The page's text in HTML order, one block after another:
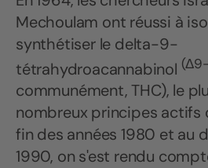
Mechoulam ont réussi à
synthétiser le delta-9-
tétrahydroacannabinol
communément, THC), le
nombreux principes actifs
fin des années 1980 et au
1990, on s'est rendu